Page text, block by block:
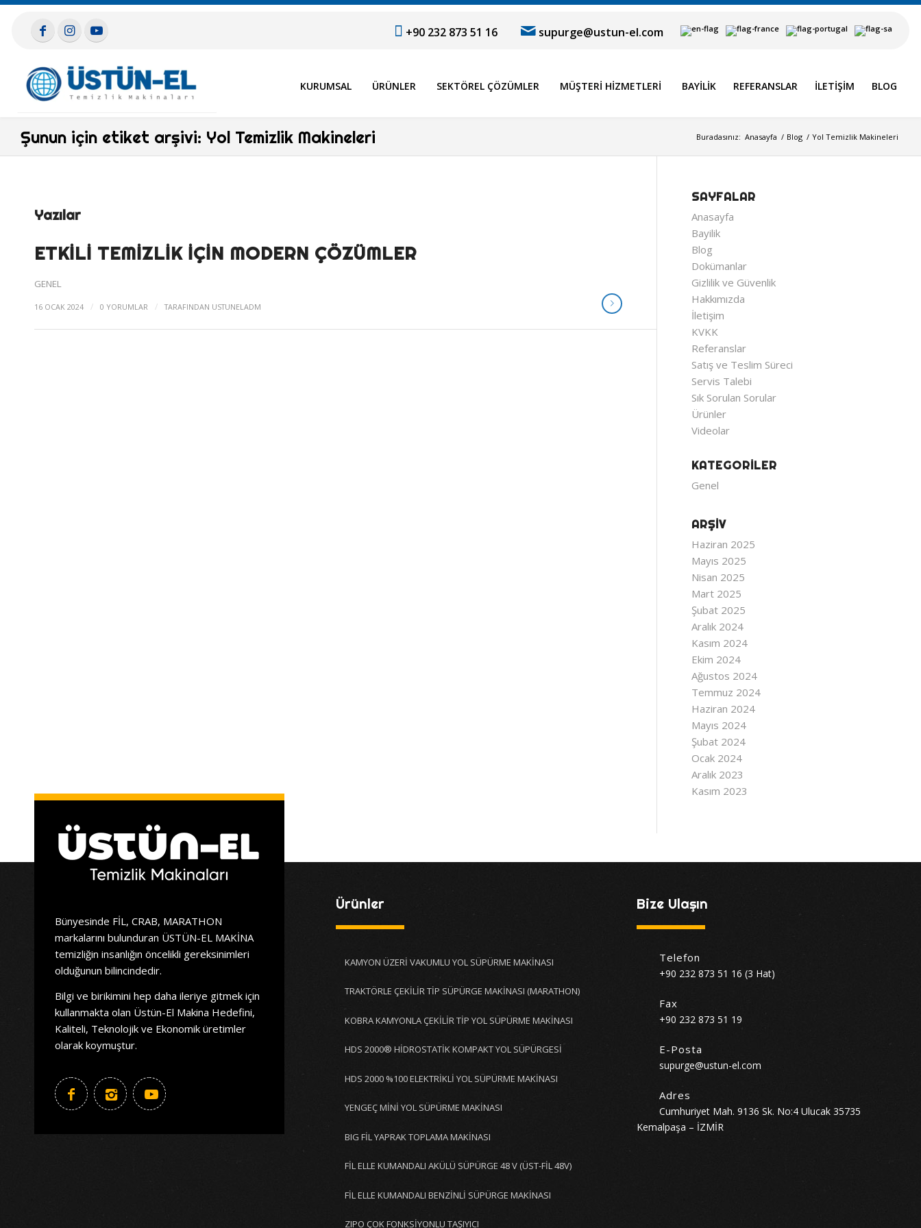
+90 232 873 51 16 supurge@ustun-el.com
KURUMSAL ÜRÜNLER SEKTÖREL ÇÖZÜMLER MÜŞTERI HIZMETLERI BAYILIK REFERANSLAR İLETIŞIM BLOG
Şunun için etiket arşivi: Yol Temizlik Makineleri Buradasınız: Anasayfa / Blog / Yol Temizlik Makineleri
Yazılar
ETKILI TEMIZLIK İÇIN MODERN ÇÖZÜMLER
GENEL
16 OCAK 2024 / 0 YORUMLAR / TARAFINDAN USTUNELADM
SAYFALAR
Anasayfa
Bayilik
Blog
Dokümanlar
Gizlilik ve Güvenlik
Hakkımızda
İletişim
KVKK
Referanslar
Satış ve Teslim Süreci
Servis Talebi
Sık Sorulan Sorular
Ürünler
Videolar
KATEGORILER
Genel
ARŞIV
Haziran 2025
Mayıs 2025
Nisan 2025
Mart 2025
Şubat 2025
Aralık 2024
Kasım 2024
Ekim 2024
Ağustos 2024
Temmuz 2024
Haziran 2024
Mayıs 2024
Şubat 2024
Ocak 2024
Aralık 2023
Kasım 2023
Bünyesinde FİL, CRAB, MARATHON
markalarını bulunduran ÜSTÜN-EL MAKİNA
temizliğin insanlığın öncelikli gereksinimleri
olduğunun bilincindedir.
Bilgi ve birikimini hep daha ileriye gitmek için
kullanmakta olan Üstün-El Makina Hedefini,
Kaliteli, Teknolojik ve Ekonomik üretimler
olarak koymuştur.
Ürünler
KAMYON ÜZERİ VAKUMLU YOL SÜPÜRME MAKİNASI
TRAKTÖRLE ÇEKİLİR TİP SÜPÜRGE MAKİNASI (MARATHON)
KOBRA KAMYONLA ÇEKİLİR TİP YOL SÜPÜRME MAKİNASI
HDS 2000® HİDROSTATİK KOMPAKT YOL SÜPÜRGESİ
HDS 2000 %100 ELEKTRİKLİ YOL SÜPÜRME MAKİNASI
YENGEÇ MİNİ YOL SÜPÜRME MAKİNASI
BIG FİL YAPRAK TOPLAMA MAKİNASI
FİL ELLE KUMANDALI AKÜLÜ SÜPÜRGE 48 V (ÜST-FİL 48V)
FİL ELLE KUMANDALI BENZİNLİ SÜPÜRGE MAKİNASI
ZIPO ÇOK FONKSİYONLU TAŞIYICI
Bize Ulaşın
Telefon
+90 232 873 51 16 (3 Hat)
Fax
+90 232 873 51 19
E-Posta
supurge@ustun-el.com
Adres
Cumhuriyet Mah. 9136 Sk. No:4 Ulucak 35735
Kemalpaşa – İZMİR